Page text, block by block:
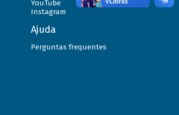
YouTube
Instagram
Ajuda
Perguntas frequentes